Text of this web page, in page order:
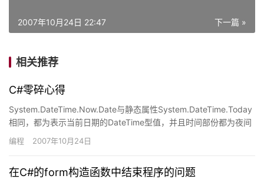
下一篇 »
2007年10月24日 22:47
相关推荐
C#零碎心得
System.DateTime.Now.Date与静态属性System.DateTime.Today
相同，都为表示当前日期的DateTime型值，并且时间部份都为夜间
12:00:0…
编程 2007年10月24日
在C#的form构造函数中结束程序的问题